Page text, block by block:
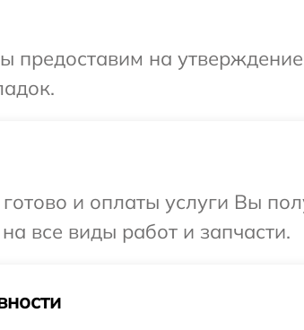
предоставим на
готово и оплаты услуги Вы
все виды работ и запчасти.